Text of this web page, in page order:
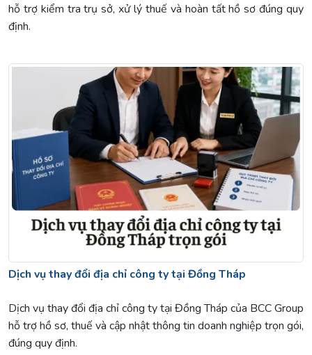
hỗ trợ kiểm tra trụ sở, xử lý thuế và hoàn tất hồ sơ đúng quy
định.
Dịch vụ thay đổi địa chỉ công ty tại Đồng Tháp
Dịch vụ thay đổi địa chỉ công ty tại Đồng Tháp của BCC Group
hỗ trợ hồ sơ, thuế và cập nhật thông tin doanh nghiệp trọn gói,
đúng quy định.